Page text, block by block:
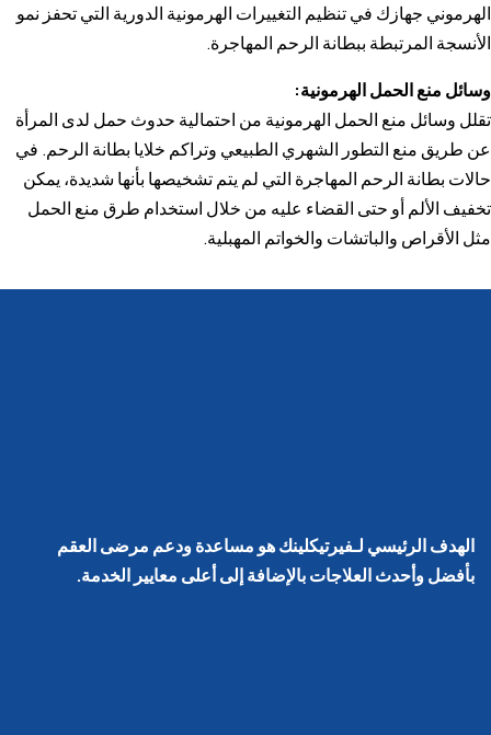
الهرموني جهازك في تنظيم التغييرات الهرمونية الدورية التي تحفز نمو
الأنسجة المرتبطة ببطانة الرحم المهاجرة.
وسائل منع الحمل الهرمونية:
تقلل وسائل منع الحمل الهرمونية من احتمالية حدوث حمل لدى المرأة
عن طريق منع التطور الشهري الطبيعي وتراكم خلايا بطانة الرحم. في
حالات بطانة الرحم المهاجرة التي لم يتم تشخيصها بأنها شديدة، يمكن
تخفيف الألم أو حتى القضاء عليه من خلال استخدام طرق منع الحمل
مثل الأقراص والباتشات والخواتم المهبلية.
الهدف الرئيسي لـفيرتيكلينك هو مساعدة ودعم مرضى العقم
بأفضل وأحدث العلاجات بالإضافة إلى أعلى معايير الخدمة.